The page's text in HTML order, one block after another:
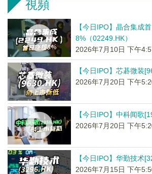
視頻
【今日IPO】晶合集成
8%（02249.HK）
2026年7月10日 下午
【今日IPO】芯碁微装
2026年7月20日 下午
【今日IPO】中科闻歌
2026年7月20日 下午
【今日IPO】华勤技术
2026年7月15日 下午